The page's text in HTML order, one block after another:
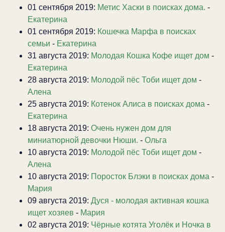
01 сентября 2019: Метис Хаски в поисках дома. -
Екатерина
01 сентября 2019: Кошечка Марфа в поисках
семьи - Екатерина
31 августа 2019: Молодая Кошка Кофе ищет дом -
Екатерина
28 августа 2019: Молодой пёс Тоби ищет дом -
Алена
25 августа 2019: Котенок Алиса в поисках дома -
Екатерина
18 августа 2019: Очень нужен дом для
миниатюрной девочки Нюши. - Ольга
10 августа 2019: Молодой пёс Тоби ищет дом -
Алена
10 августа 2019: Поросток Блэки в поисках дома -
Мария
09 августа 2019: Дуся - молодая активная кошка
ищет хозяев - Мария
02 августа 2019: Чёрные котята Уголёк и Ночка в